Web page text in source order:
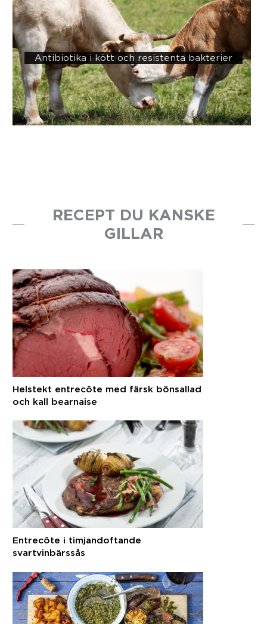
Antibiotika i kött och resistenta bakterier
RECEPT DU KANSKE
GILLAR
Helstekt entrecôte med färsk bönsallad
och kall bearnaise
Entrecôte i timjandoftande
svartvinbärssås